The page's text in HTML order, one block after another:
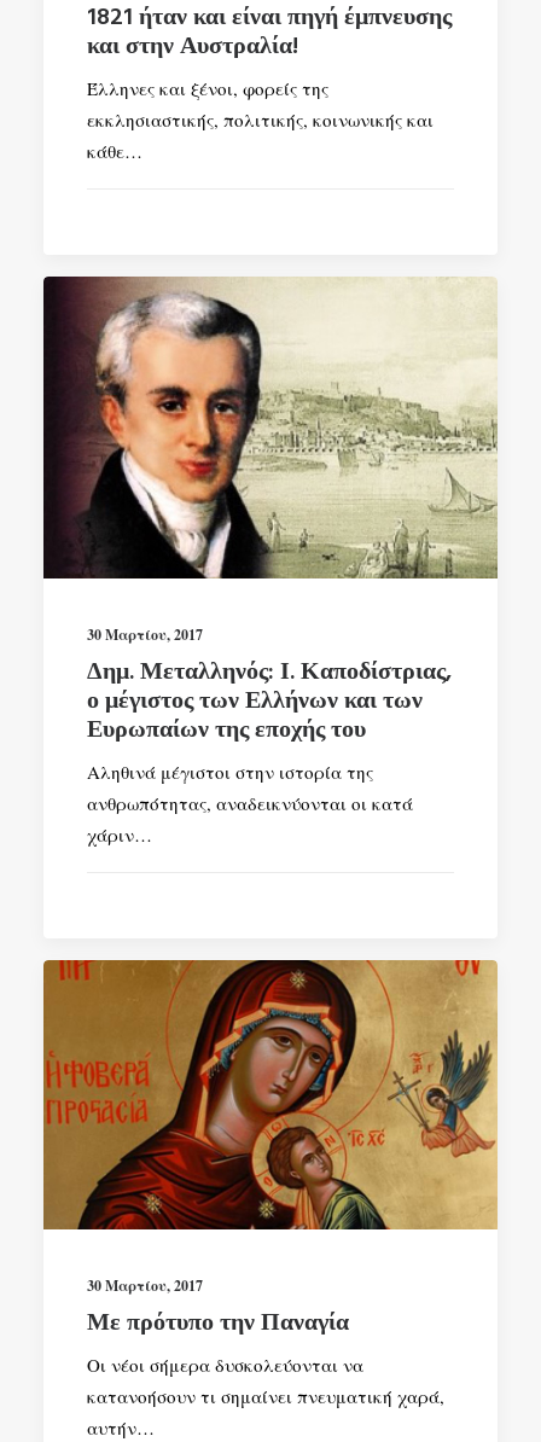
1821 ήταν και είναι πηγή έμπνευσης
και στην Αυστραλία!
Έλληνες και ξένοι, φορείς της
εκκλησιαστικής, πολιτικής, κοινωνικής και
κάθε…
30 Μαρτίου, 2017
Δημ. Μεταλληνός: Ι. Καποδίστριας,
ο μέγιστος των Ελλήνων και των
Ευρωπαίων της εποχής του
Αληθινά μέγιστοι στην ιστορία της
ανθρωπότητας, αναδεικνύονται οι κατά
χάριν…
30 Μαρτίου, 2017
Με πρότυπο την Παναγία
Οι νέοι σήμερα δυσκολεύονται να
κατανοήσουν τι σημαίνει πνευματική χαρά,
αυτήν…